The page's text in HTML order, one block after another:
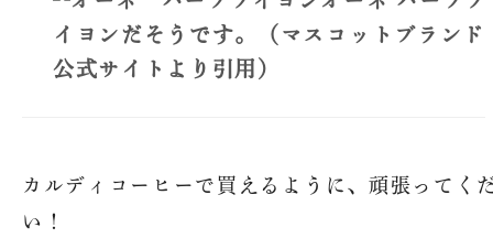
お問い合わせ
配送・送料について
プライバシーポリシー
イヨンだそうです。（マスコットブランド
公式サイトより引用）
カルディコーヒーで買えるように、頑張ってく
い！